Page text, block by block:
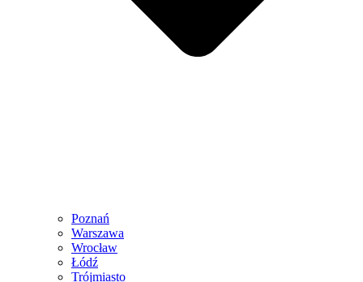
Poznań
Warszawa
Wrocław
Łódź
Trójmiasto